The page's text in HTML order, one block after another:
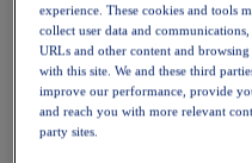
NOVABLAST™
Mulher
Em destaque
Novidades
experience. These cookies and tools
collect user data and
URLs and other content and
with this site. We and these third
improve our performance, provide
and reach you with more relevant
party sites.